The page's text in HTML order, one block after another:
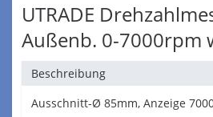
UTRADE
Außenb. 0-7000rpm
Beschreibung
Ausschnitt-Ø 85mm, Anzeige